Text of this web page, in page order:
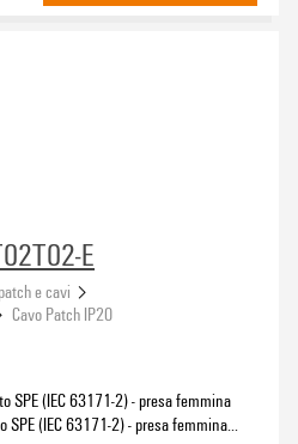
E
e cavi
Cavo Patch IP20
SPE (IEC 63171-2) - presa femmina
(IEC 63171-2) - presa femmina